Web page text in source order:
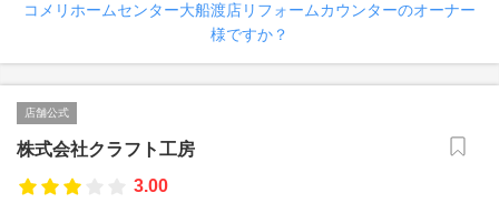
コメリホームセンター大船渡店リフォームカウンターのオーナー
様ですか？
店舗公式
株式会社クラフト工房
3.00